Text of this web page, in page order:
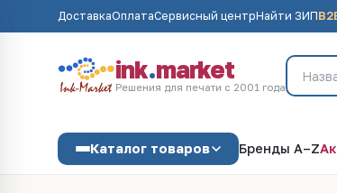
ДоставкаОплатаСервисный центрНайти ЗИП
ink.market
Решения для печати с 2001 года
Каталог товаров Бренды A–Z